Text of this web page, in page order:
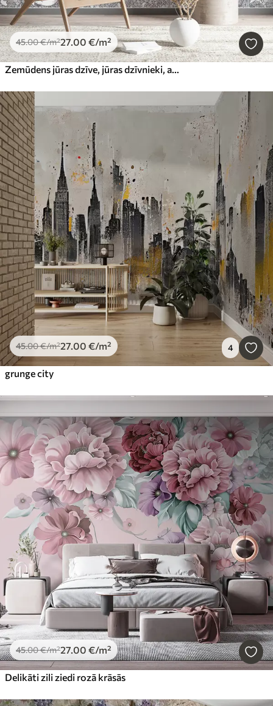
45.00€/m²27.00 €/m²
Zemūdens jūras dzīve, jūras dzīvnieki, akvarelis pelēkā krāsā, koraļļi, delfīns, astoņkājis
45.00€/m²27.00 €/m² 4
grunge city
45.00€/m²27.00 €/m²
Delikāti zili ziedi rozā krāsās